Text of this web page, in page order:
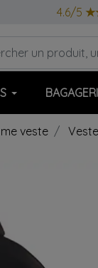
4.6/5
veste